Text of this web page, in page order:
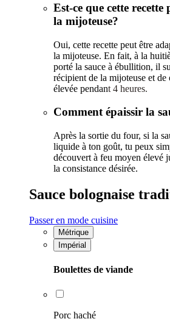
Est-ce que cette recette
la mijoteuse?
Oui, cette recette peut être
la mijoteuse. En fait, à la
porté la sauce à ébullition, il
récipient de la mijoteuse et
élevée pendant 4 heures.
Comment épaissir la
Après la sortie du four, si la
liquide à ton goût, tu peux
découvert à feu moyen élevé
la consistance désirée.
Sauce bolognaise
Passer en mode cuisine
Métrique
Impérial
Boulettes de viande
Porc haché